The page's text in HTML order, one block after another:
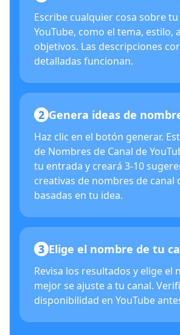
Escribe cualquier cosa sobre
YouTube, como el tema, estilo,
objetivos. Las descripciones
detalladas funcionan.
2 Genera ideas de
Haz clic en el botón generar.
de Nombres de Canal de
tu entrada y creará 3-10
creativas de nombres de canal
basadas en tu idea.
3 Elige el nombre de tu
Revisa los resultados y elige el
mejor se ajuste a tu canal.
disponibilidad en YouTube